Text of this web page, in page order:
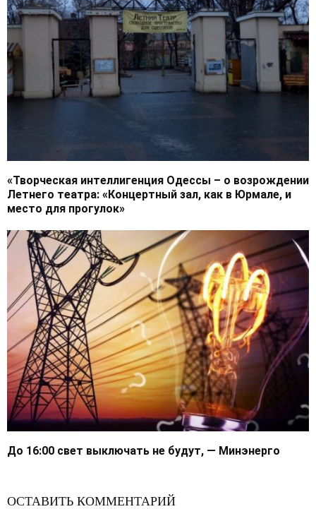
«Творческая интеллигенция Одессы – о возрождении
Летнего театра: «Концертный зал, как в Юрмале, и
место для прогулок»
До 16:00 свет выключать не будут, — Минэнерго
ОСТАВИТЬ КОММЕНТАРИЙ